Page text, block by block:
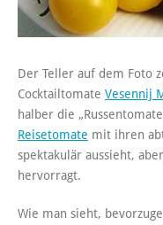
Der Teller auf dem Foto
Cocktailtomate Vesennij
halber die
Reisetomate mit ihren
spektakulär aussieht,
hervorragt.
Wie man sieht,